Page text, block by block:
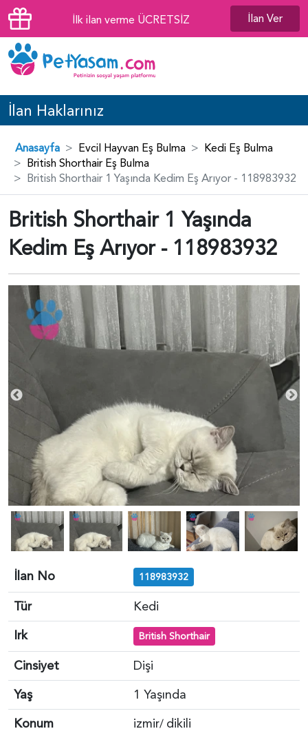
İlk ilan verme ÜCRETSİZ İlan Ver
İlan Haklarınız
Anasayfa Evcil Hayvan Eş Bulma
Kedi Eş Bulma
British Shorthair Eş Bulma
British Shorthair 1 Yaşında Kedim Eş Arıyor - 118983932
British Shorthair 1 Yaşında
Kedim Eş Arıyor - 118983932
İlan No 118983932
Tür
Kedi
Irk
British Shorthair
Cinsiyet
Dişi
Yaş
1 Yaşında
Konum
izmir/ dikili